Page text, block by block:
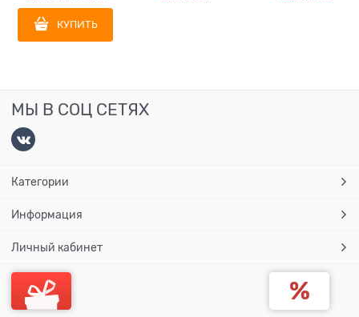
КУПИТЬ
МЫ В СОЦ СЕТЯХ
Категории
Информация
Личный кабинет